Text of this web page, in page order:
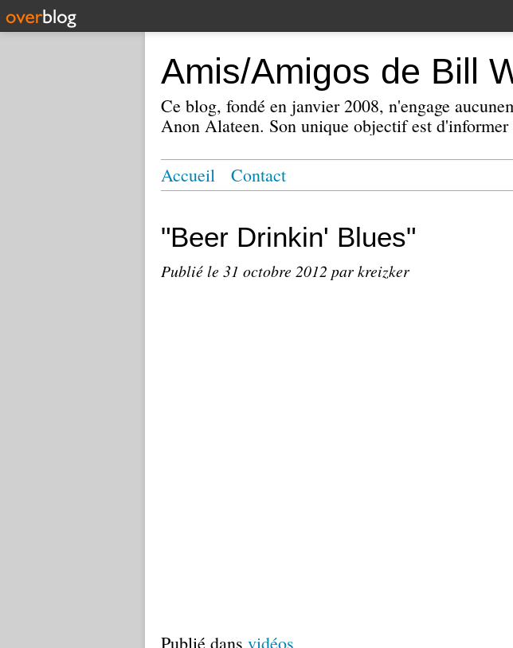
Amis/Amigos de Bill
Ce blog, fondé en janvier 2008, n'engage
Anon Alateen. Son unique objectif est
Accueil Contact
"Beer Drinkin' Blues"
Publié le 31 octobre 2012 par kreizker
Publié dans vidéos